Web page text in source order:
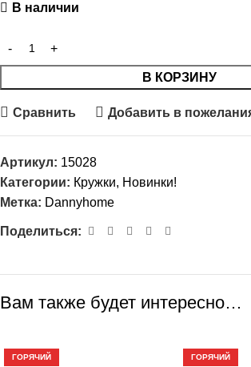
В наличии
В КОРЗИНУ
Сравнить Добавить в
Артикул: 15028
Категории: Кружки, Новинки!
Метка: Dannyhome
Поделиться:
Вам также будет интересно…
ГОРЯЧИЙ
ГОРЯЧИЙ